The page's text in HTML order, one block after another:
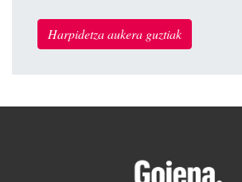
Harpidetza aukera guztiak